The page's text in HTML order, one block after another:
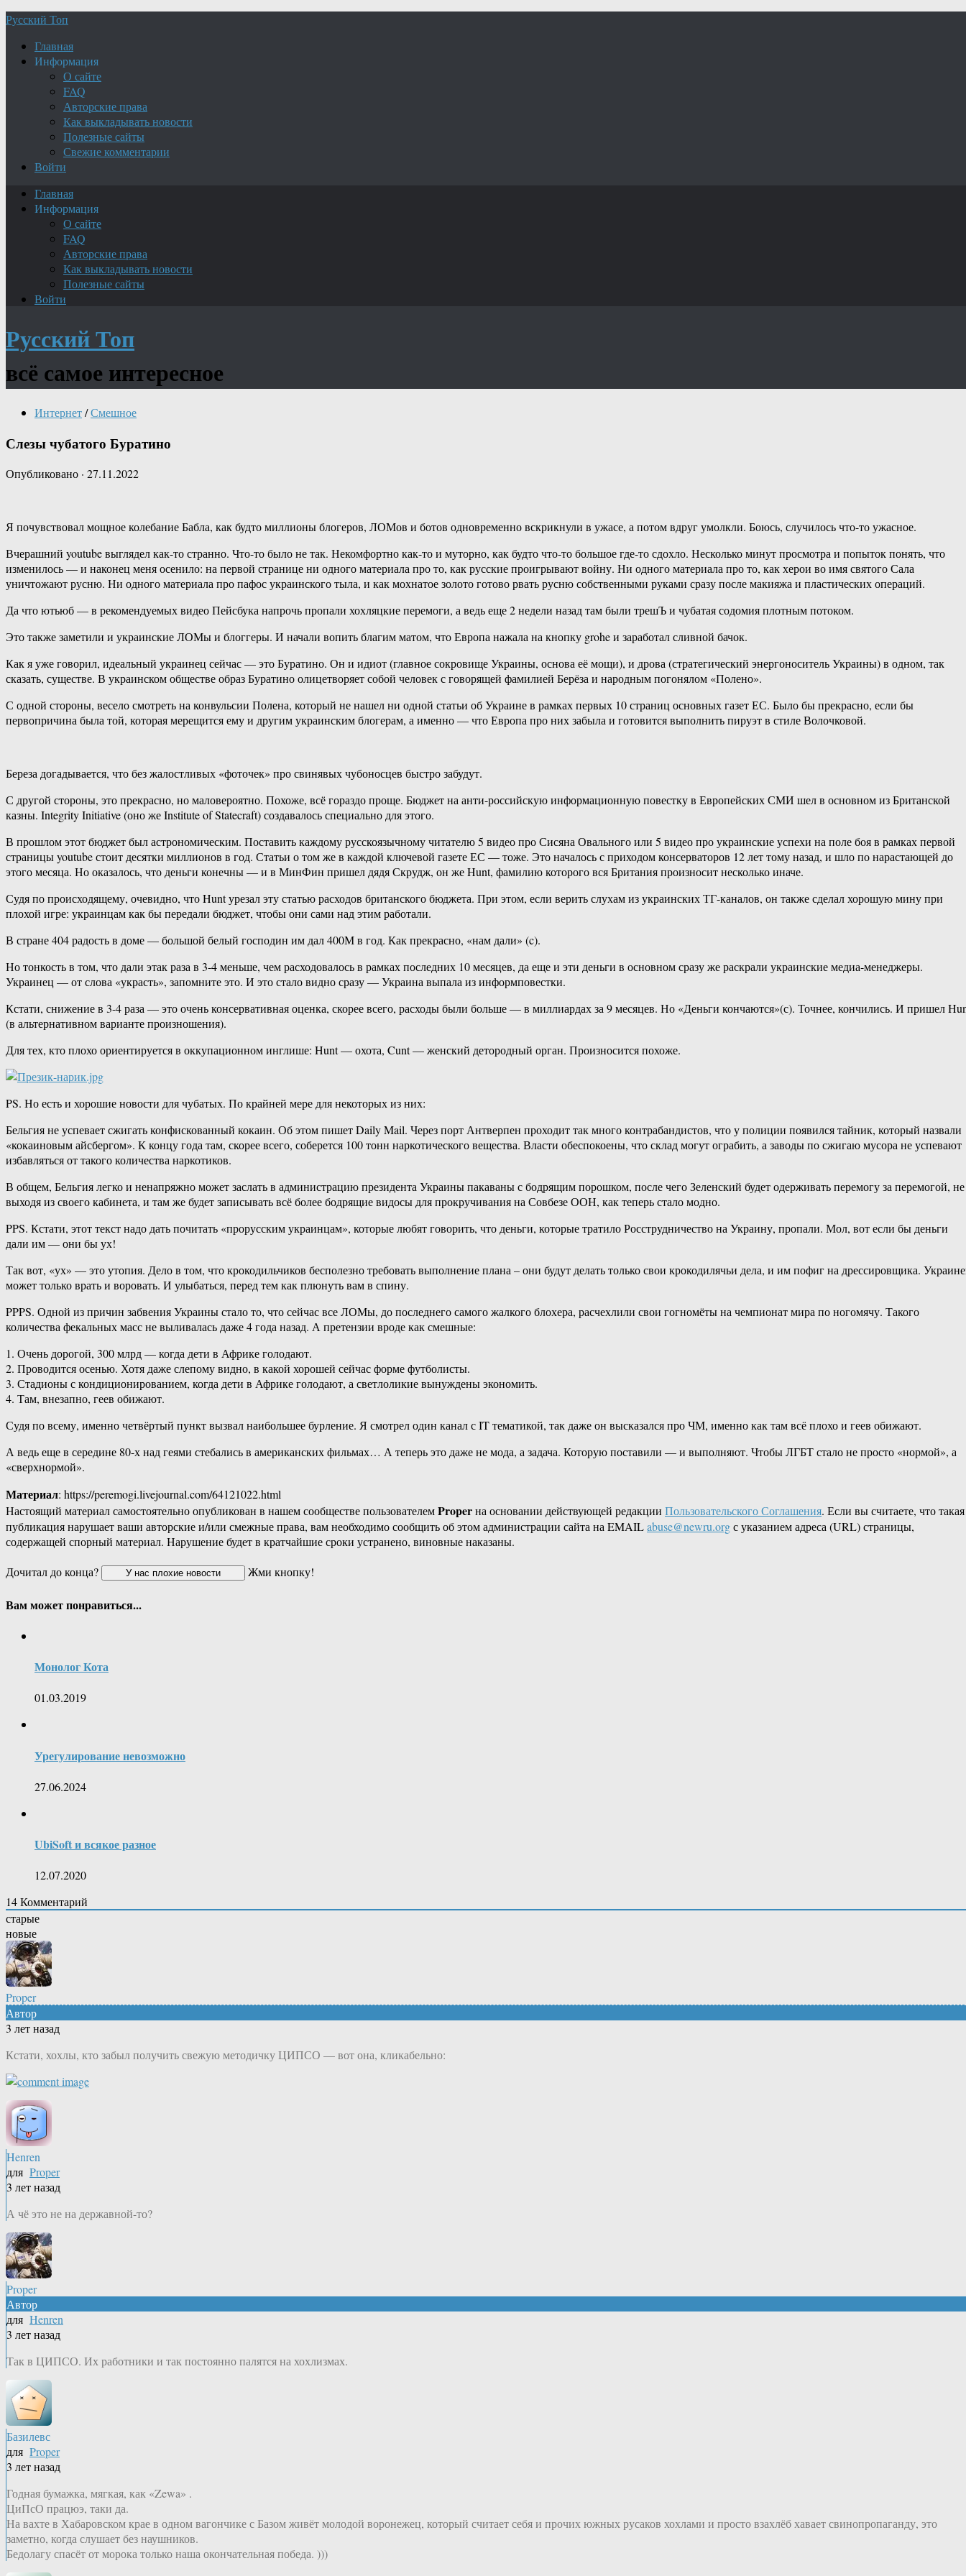
Русский Топ
Главная
Информация
О сайте
FAQ
Авторские права
Как выкладывать новости
Полезные сайты
Свежие комментарии
Войти
Главная
Информация
О сайте
FAQ
Авторские права
Как выкладывать новости
Полезные сайты
Войти
Русский Топ
всё самое интересное
Интернет/Смешное
Слезы чубатого Буратино
Опубликовано · 27.11.2022
Я почувствовал мощное колебание Бабла, как будто миллионы блогеров, ЛОМов и ботов одновременно вскрикнули в ужасе, а потом вдруг умолкли. Боюсь, случилось что-то ужасное.
Вчерашний youtube выглядел как-то странно. Что-то было не так. Некомфортно как-то и муторно, как будто что-то большое где-то сдохло. Несколько минут просмотра и попыток понять, что
изменилось — и наконец меня осенило: на первой странице ни одного материала про то, как русские проигрывают войну. Ни одного материала про то, как херои во имя святого Сала
уничтожают русню. Ни одного материала про пафос украинского тыла, и как мохнатое золото готово рвать русню собственными руками сразу после макияжа и пластических операций.
Да что ютьюб — в рекомендуемых видео Пейсбука напрочь пропали хохляцкие перемоги, а ведь еще 2 недели назад там были трешЪ и чубатая содомия плотным потоком.
Это также заметили и украинские ЛОМы и блоггеры. И начали вопить благим матом, что Европа нажала на кнопку grohe и заработал сливной бачок.
Как я уже говорил, идеальный украинец сейчас — это Буратино. Он и идиот (главное сокровище Украины, основа её мощи), и дрова (стратегический энергоноситель Украины) в одном, так
сказать, существе. В украинском обществе образ Буратино олицетворяет собой человек с говорящей фамилией Берёза и народным погонялом «Полено».
С одной стороны, весело смотреть на конвульсии Полена, который не нашел ни одной статьи об Украине в рамках первых 10 страниц основных газет ЕС. Было бы прекрасно, если бы
первопричина была той, которая мерещится ему и другим украинским блогерам, а именно — что Европа про них забыла и готовится выполнить пируэт в стиле Волочковой.
Береза догадывается, что без жалостливых «фоточек» про свинявых чубоносцев быстро забудут.
С другой стороны, это прекрасно, но маловероятно. Похоже, всё гораздо проще. Бюджет на анти-российскую информационную повестку в Европейских СМИ шел в основном из Британской
казны. Integrity Initiative (оно же Institute of Statecraft) создавалось специально для этого.
В прошлом этот бюджет был астрономическим. Поставить каждому русскоязычному читателю 5 видео про Сисяна Овального или 5 видео про украинские успехи на поле боя в рамках первой
страницы youtube стоит десятки миллионов в год. Статьи о том же в каждой ключевой газете ЕС — тоже. Это началось с приходом консерваторов 12 лет тому назад, и шло по нарастающей до
этого месяца. Но оказалось, что деньги конечны — и в МинФин пришел дядя Скрудж, он же Hunt, фамилию которого вся Британия произносит несколько иначе.
Судя по происходящему, очевидно, что Hunt урезал эту статью расходов британского бюджета. При этом, если верить слухам из украинских ТГ-каналов, он также сделал хорошую мину при
плохой игре: украинцам как бы передали бюджет, чтобы они сами над этим работали.
В стране 404 радость в доме — большой белый господин им дал 400М в год. Как прекрасно, «нам дали» (c).
Но тонкость в том, что дали этак раза в 3-4 меньше, чем расходовалось в рамках последних 10 месяцев, да еще и эти деньги в основном сразу же раскрали украинские медиа-менеджеры.
Украинец — от слова «украсть», запомните это. И это стало видно сразу — Украина выпала из информповестки.
Кстати, снижение в 3-4 раза — это очень консервативная оценка, скорее всего, расходы были больше — в миллиардах за 9 месяцев. Но «Деньги кончаются»(с). Точнее, кончились. И пришел
(в альтернативном варианте произношения).
Для тех, кто плохо ориентируется в оккупационном инглише: Hunt — охота, Cunt — женский детородный орган. Произносится похоже.
PS. Но есть и хорошие новости для чубатых. По крайней мере для некоторых из них:
Бельгия не успевает сжигать конфискованный кокаин. Об этом пишет Daily Mail. Через порт Антверпен проходит так много контрабандистов, что у полиции появился тайник, который назвали
«кокаиновым айсбергом». К концу года там, скорее всего, соберется 100 тонн наркотического вещества. Власти обеспокоены, что склад могут ограбить, а заводы по сжигаю мусора не успевают
избавляться от такого количества наркотиков.
В общем, Бельгия легко и ненапряжно может заслать в администрацию президента Украины пакаваны с бодрящим порошком, после чего Зеленский будет одерживать перемогу за перемогой, не
выходя из своего кабинета, и там же будет записывать всё более бодрящие видосы для прокручивания на Совбезе ООН, как теперь стало модно.
PPS. Кстати, этот текст надо дать почитать «прорусским украинцам», которые любят говорить, что деньги, которые тратило Росструдничество на Украину, пропали. Мол, вот если бы деньги
дали им — они бы ух!
Так вот, «ух» — это утопия. Дело в том, что крокодильчиков бесполезно требовать выполнение плана – они будут делать только свои крокодилячьи дела, и им пофиг на дрессировщика.
может только врать и воровать. И улыбаться, перед тем как плюнуть вам в спину.
PPPS. Одной из причин забвения Украины стало то, что сейчас все ЛОМы, до последнего самого жалкого блохера, расчехлили свои гогномёты на чемпионат мира по ногомячу. Такого
количества фекальных масс не выливалась даже 4 года назад. А претензии вроде как смешные:
1. Очень дорогой, 300 млрд — когда дети в Африке голодают.
2. Проводится осенью. Хотя даже слепому видно, в какой хорошей сейчас форме футболисты.
3. Стадионы с кондиционированием, когда дети в Африке голодают, а светлоликие вынуждены экономить.
4. Там, внезапно, геев обижают.
Судя по всему, именно четвёртый пункт вызвал наибольшее бурление. Я смотрел один канал с IT тематикой, так даже он высказался про ЧМ, именно как там всё плохо и геев обижают.
А ведь еще в середине 80-х над геями стебались в американских фильмах… А теперь это даже не мода, а задача. Которую поставили — и выполняют. Чтобы ЛГБТ стало не просто «нормой», а
«сверхнормой».
Материал: https://peremogi.livejournal.com/64121022.html
Настоящий материал самостоятельно опубликован в нашем сообществе пользователемProperна основании действующей редакции Пользовательского Соглашения. Если вы считаете, что такая
публикация нарушает ваши авторские и/или смежные права, вам необходимо сообщить об этом администрации сайта на EMAILabuse@newru.orgс указанием адреса (URL) страницы,
содержащей спорный материал. Нарушение будет в кратчайшие сроки устранено, виновные наказаны.
Дочитал до конца?
Жми кнопку!
Вам может понравиться...
Монолог Кота
01.03.2019
Урегулирование невозможно
27.06.2024
UbiSoft и всякое разное
12.07.2020
14Комментарий
старые
новые
Proper
Автор
3 лет назад
Кстати, хохлы, кто забыл получить свежую методичку ЦИПСО — вот она, кликабельно:
Henren
для Proper
3 лет назад
А чё это не на державной-то?
Proper
Автор
для Henren
3 лет назад
Так в ЦИПСО. Их работники и так постоянно палятся на хохлизмах.
Базилевс
для Proper
3 лет назад
Годная бумажка, мягкая, как «Zewa» .
ЦиПсО працюэ, таки да.
На вахте в Хабаровском крае в одном вагончике с Базом живёт молодой воронежец, который считает себя и прочих южных русаков хохлами и просто взахлёб хавает свинопропаганду, это
заметно, когда слушает без наушников.
Бедолагу спасёт от морока только наша окончательная победа. )))